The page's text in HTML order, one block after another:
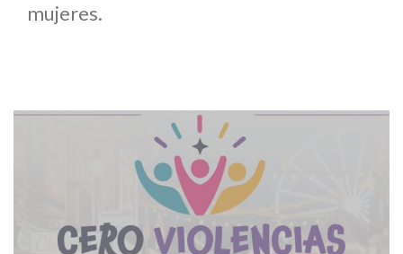
mujeres.